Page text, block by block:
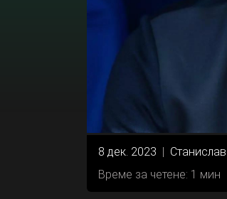
8 дек. 2023 |
Време за четене: 1 мин